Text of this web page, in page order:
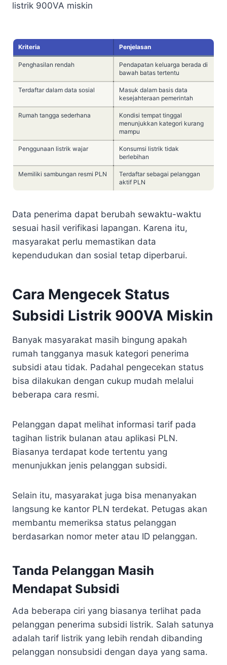
listrik 900VA miskin
Kriteria Penjelasan
Penghasilan rendah
Pendapatan keluarga berada di
bawah batas tertentu
Terdaftar dalam data sosial
Masuk dalam basis data
kesejahteraan pemerintah
Rumah tangga sederhana
Kondisi tempat tinggal
menunjukkan kategori kurang
mampu
Penggunaan listrik wajar
Konsumsi listrik tidak
berlebihan
Memiliki sambungan resmi PLN
Terdaftar sebagai pelanggan
aktif PLN
Data penerima dapat berubah sewaktu-waktu
sesuai hasil verifikasi lapangan. Karena itu,
masyarakat perlu memastikan data
kependudukan dan sosial tetap diperbarui.
Cara Mengecek Status
Subsidi Listrik 900VA Miskin
Banyak masyarakat masih bingung apakah
rumah tangganya masuk kategori penerima
subsidi atau tidak. Padahal pengecekan status
bisa dilakukan dengan cukup mudah melalui
beberapa cara resmi.
Pelanggan dapat melihat informasi tarif pada
tagihan listrik bulanan atau aplikasi PLN.
Biasanya terdapat kode tertentu yang
menunjukkan jenis pelanggan subsidi.
Selain itu, masyarakat juga bisa menanyakan
langsung ke kantor PLN terdekat. Petugas akan
membantu memeriksa status pelanggan
berdasarkan nomor meter atau ID pelanggan.
Tanda Pelanggan Masih
Mendapat Subsidi
Ada beberapa ciri yang biasanya terlihat pada
pelanggan penerima subsidi listrik. Salah satunya
adalah tarif listrik yang lebih rendah dibanding
pelanggan nonsubsidi dengan daya yang sama.